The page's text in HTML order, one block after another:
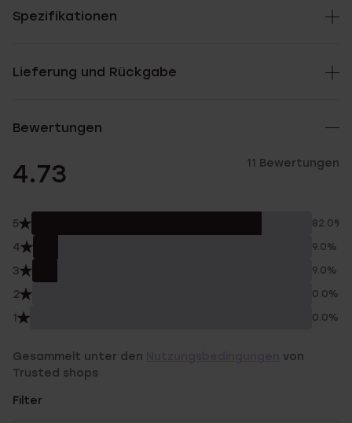
Spezifikationen
Lieferung und Rückgabe
Bewertungen
4.73 11 Bewertungen
5 82.0%
4 9.0%
3 9.0%
2 0.0%
1 0.0%
Gesammelt unter den
von
Trusted shops
Filter